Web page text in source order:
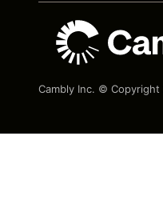
Cambly Inc. © Copyright